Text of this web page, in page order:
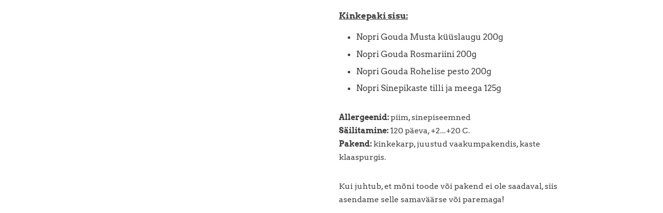
Kinkepaki sisu:
Nopri Gouda Musta küüslaugu 200g
Nopri Gouda Rosmariini 200g
Nopri Gouda Rohelise pesto 200g
Nopri Sinepikaste tilli ja meega 125g
Allergeenid:piim, sinepiseemned
Säilitamine:120 päeva, +2...+20 C.
Pakend:kinkekarp, juustud vaakumpakendis, kaste
klaaspurgis.
Kui juhtub, et mõni toode või pakend ei ole saadaval, siis
asendame selle samaväärse või paremaga!